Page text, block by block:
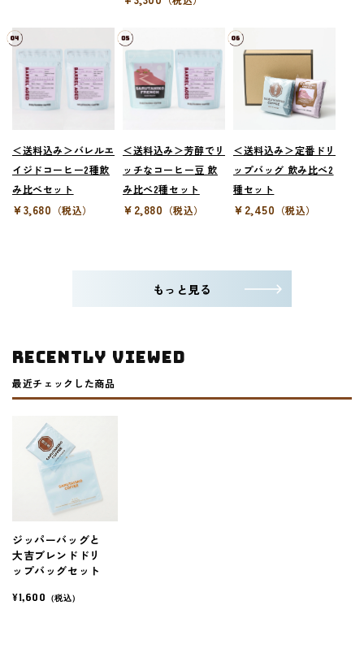
＜送料込み＞バレルエ
イジドコーヒー2種飲
み比べセット
¥3,680 （税込）
＜送料込み＞芳醇でリ
ッチなコーヒー豆 飲
み比べ2種セット
¥2,880 （税込）
＜送料込み＞定番ドリ
ップバッグ 飲み比べ2
種セット
¥2,450 （税込）
もっと見る
RECENTLY VIEWED
最近チェックした商品
ジッパーバッグと
大吉ブレンドドリ
ップバッグセット
¥1,600 （税込）